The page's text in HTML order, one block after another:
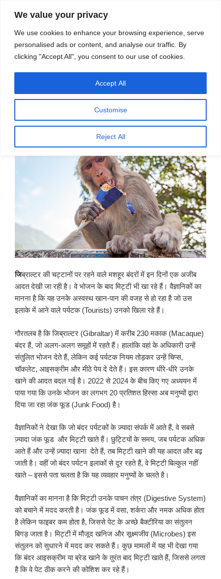
We value your privacy
We use cookies to enhance your browsing experience, serve
personalised ads or content, and analyse our traffic. By
clicking "Accept All", you consent to our use of cookies.
Customise
Reject All
Accept All
स्रोत
मेनू
प्रकाशित
जंक फूड से परेशान बंदरों का अजीब व्यवहार
जिब्राल्टर की चट्टानों पर रहने वाले मशहूर बंदरों में इन दिनों एक अजीब
आदत देखी जा रही है। वे भोजन के बाद मिट्टी भी खा रहे हैं। वैज्ञानिकों का
मानना है कि यह उनके अस्वस्थ खान-पान की वजह से हो रहा है जो उस
इलाके में आने वाले पर्यटक (Tourists) उनको खिला रहे हैं।
गौरतलब है कि जिब्राल्टर (Gibraltar) में करीब 230 मकाक (Macaque)
बंदर हैं, जो अलग-अलग समूहों में रहते हैं। हालांकि वहां के अधिकारी उन्हें
संतुलित भोजन देते हैं, लेकिन कई पर्यटक नियम तोड़कर उन्हें चिप्स,
चॉकलेट, आइसक्रीम और मीठे पेय दे देते हैं। इस कारण धीरे-धीरे उनके
खाने की आदत बदल गई है। 2022 से 2024 के बीच किए गए अध्ययन में
पाया गया कि उनके भोजन का लगभग 20 प्रतिशत हिस्सा अब मनुष्यों द्वारा
दिया जा रहा जंक फूड (Junk Food) है।
वैज्ञानिकों ने देखा कि जो बंदर पर्यटकों के ज़्यादा संपर्क में आते हैं, वे सबसे
ज़्यादा जंक फूड और मिट्टी खाते हैं। छुट्टियों के समय, जब पर्यटक अधिक
आते हैं और उन्हें ज़्यादा खाना देते हैं, तब मिट्टी खाने की यह आदत और बढ़
जाती है। वहीं जो बंदर पर्यटन इलाकों से दूर रहते हैं, वे मिट्टी बिल्कुल नहीं
खाते – इससे पता चलता है कि यह व्यवहार मनुष्यों के चलते है।
वैज्ञानिकों का मानना है कि मिट्टी उनके पाचन तंत्र (Digestive System)
को बचाने में मदद करती है। जंक फूड में वसा, शर्करा और नमक अधिक होता
है लेकिन फाइबर कम होता है, जिससे पेट के अच्छे बैक्टीरिया का संतुलन
बिगड़ जाता है। मिट्टी में मौजूद खनिज और सूक्ष्मजीव (Microbes) इस
संतुलन को सुधारने में मदद कर सकते हैं। कुछ मामलों में यह भी देखा गया
कि बंदर आइसक्रीम या ब्रेड खाने के तुरंत बाद मिट्टी खाते हैं, जिससे लगता
है कि वे पेट ठीक करने की कोशिश कर रहे हैं।